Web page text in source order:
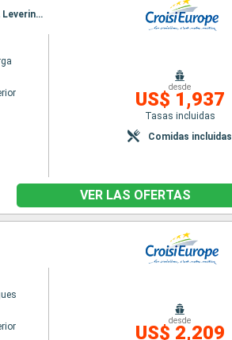
Itinerario : Oporto, Regua, Pinhão, Vega Terron, Barca d Alva, Senhora da Ribeira, Ferradosa, Folgosa, Leverinho, Oporto
desde
US$ 1,937
Tasas incluidas
Comidas incluidas
VER LAS OFERTAS
desde
US$ 2,209